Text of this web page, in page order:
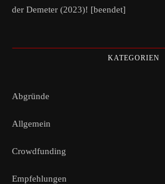
der Demeter (2023)! [beendet]
KATEGORIEN
Abgründe
Allgemein
Crowdfunding
Empfehlungen